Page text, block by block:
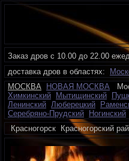
Заказ дров с 10.00 до 22.00
доставка дров в областях:
МОСКВА
НОВАЯ МОСКВА
Химкинский
Мытищинский
Ленинский Люберецкий
Серебряно-Прудский
Ногинский
Красногорск